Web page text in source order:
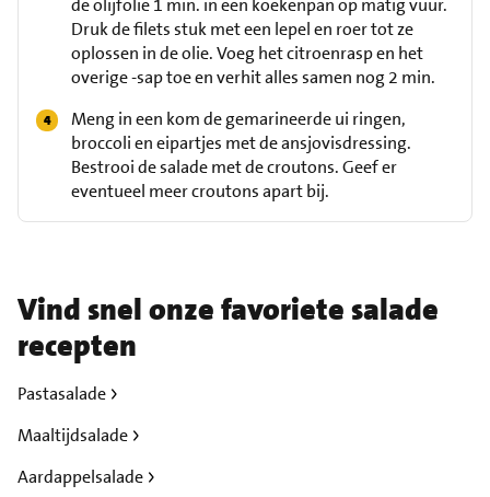
de olijfolie 1 min. in een koekenpan op matig vuur.
Druk de filets stuk met een lepel en roer tot ze
oplossen in de olie. Voeg het citroenrasp en het
overige -sap toe en verhit alles samen nog 2 min.
Meng in een kom de gemarineerde ui ringen,
broccoli en eipartjes met de ansjovisdressing.
Bestrooi de salade met de croutons. Geef er
eventueel meer croutons apart bij.
Vind snel onze favoriete salade
recepten
Pastasalade
Maaltijdsalade
Aardappelsalade